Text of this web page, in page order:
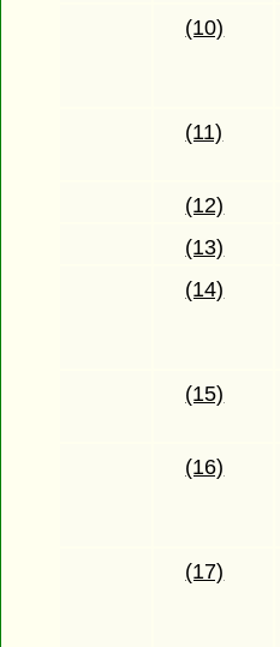
(10)
(11)
(12)
(13)
(14)
(15)
(16)
(17)